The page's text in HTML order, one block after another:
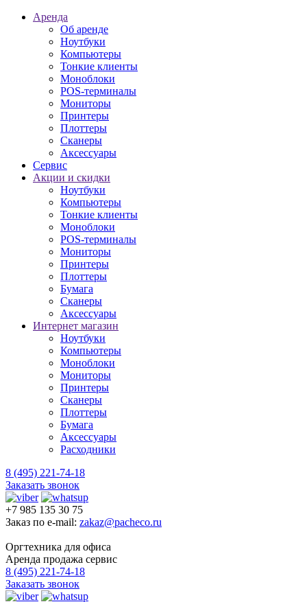
Аренда
Об аренде
Ноутбуки
Компьютеры
Тонкие клиенты
Моноблоки
POS-терминалы
Мониторы
Принтеры
Плоттеры
Сканеры
Аксессуары
Сервис
Акции и скидки
Ноутбуки
Компьютеры
Тонкие клиенты
Моноблоки
POS-терминалы
Мониторы
Принтеры
Плоттеры
Бумага
Сканеры
Аксессуары
Интернет магазин
Ноутбуки
Компьютеры
Моноблоки
Мониторы
Принтеры
Сканеры
Плоттеры
Бумага
Аксессуары
Расходники
8 (495) 221-74-18
Заказать звонок
+7 985 135 30 75
Заказ по e-mail: zakaz@pacheco.ru
Оргтехника для офиса
Аренда продажа сервис
8 (495) 221-74-18
Заказать звонок